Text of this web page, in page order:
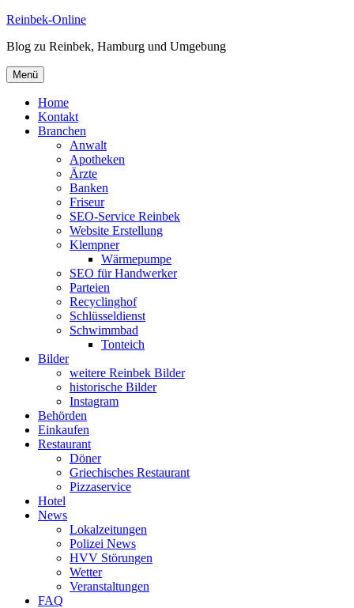
Zum
springen
Reinbek-Online
Blog zu Reinbek, Hamburg und Umgebung
Menü
Home
Kontakt
Branchen
Anwalt
Apotheken
Ärzte
Banken
Friseur
SEO-Service Reinbek
Website Erstellung
Klempner
Wärmepumpe
SEO für Handwerker
Parteien
Recyclinghof
Schlüsseldienst
Schwimmbad
Tonteich
Bilder
weitere Reinbek Bilder
historische Bilder
Instagram
Behörden
Einkaufen
Restaurant
Döner
Griechisches Restaurant
Pizzaservice
Hotel
News
Lokalzeitungen
Polizei News
HVV Störungen
Wetter
Veranstaltungen
FAQ